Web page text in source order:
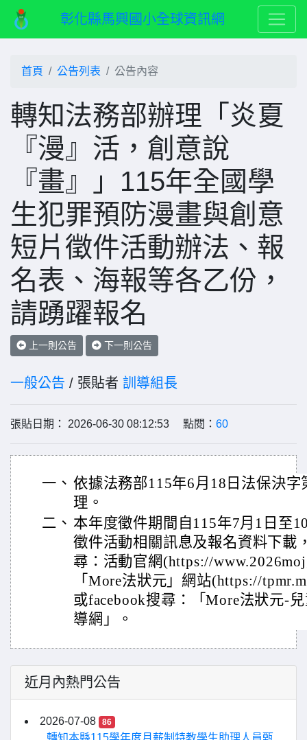
彰化縣馬興國小全球資訊網
首頁 公告列表 公告內容
轉知法務部辦理「炎夏
『漫』活，創意說
『畫』」115年全國學
生犯罪預防漫畫與創意
短片徵件活動辦法、報
名表、海報等各乙份，
請踴躍報名
上一則公告 下一則公告
一般公告 / 張貼者 訓導組長
張貼日期： 2026-06-30 08:12:53 點閱： 60
一、 依據法務部115年6月18日法保決字
理。
二、 本年度徵件期間自115年7月1日至
徵件活動相關訊息及報名資料下載
尋：活動官網(https://
「More法狀元」網站(https://
或facebook搜尋：「More法狀元-
導網」。
近月內熱門公告
2026-07-08 86
轉知本縣115學年度月薪制特教學生助理人員甄